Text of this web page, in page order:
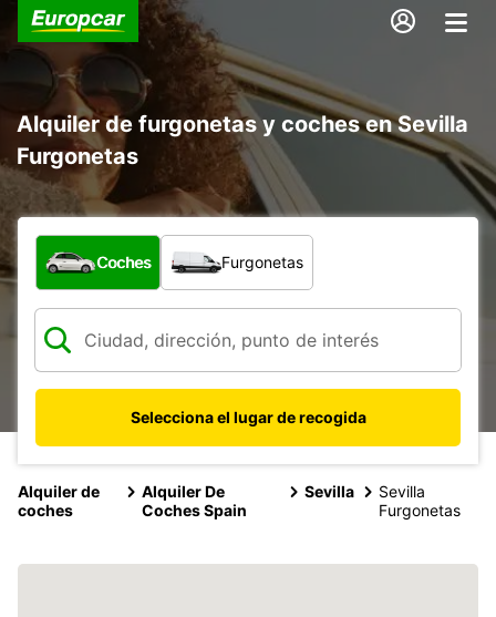
Alquiler de furgonetas y coches en Sevilla
Furgonetas
¿Qué tipo de vehículo?
Coches Furgonetas
Selecciona el lugar de recogida
Alquiler de
coches
Alquiler De
Coches Spain
Sevilla
Sevilla
Furgonetas